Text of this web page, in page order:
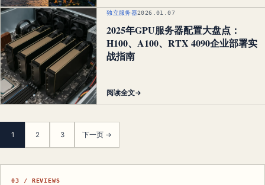
独立服务器2026.01.07
2025年GPU服务器配置大盘点：
H100、A100、RTX 4090企业部署实
战指南
阅读全文→
1 2 3 下一页 →
03 / REVIEWS